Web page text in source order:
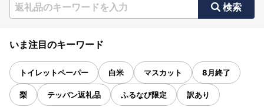
検索
いま注目のキーワード
トイレットペーパー 白米 マスカット 8月終了
梨 テッパン返礼品 ふるなび限定 訳あり